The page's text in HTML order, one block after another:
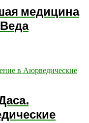
медицина